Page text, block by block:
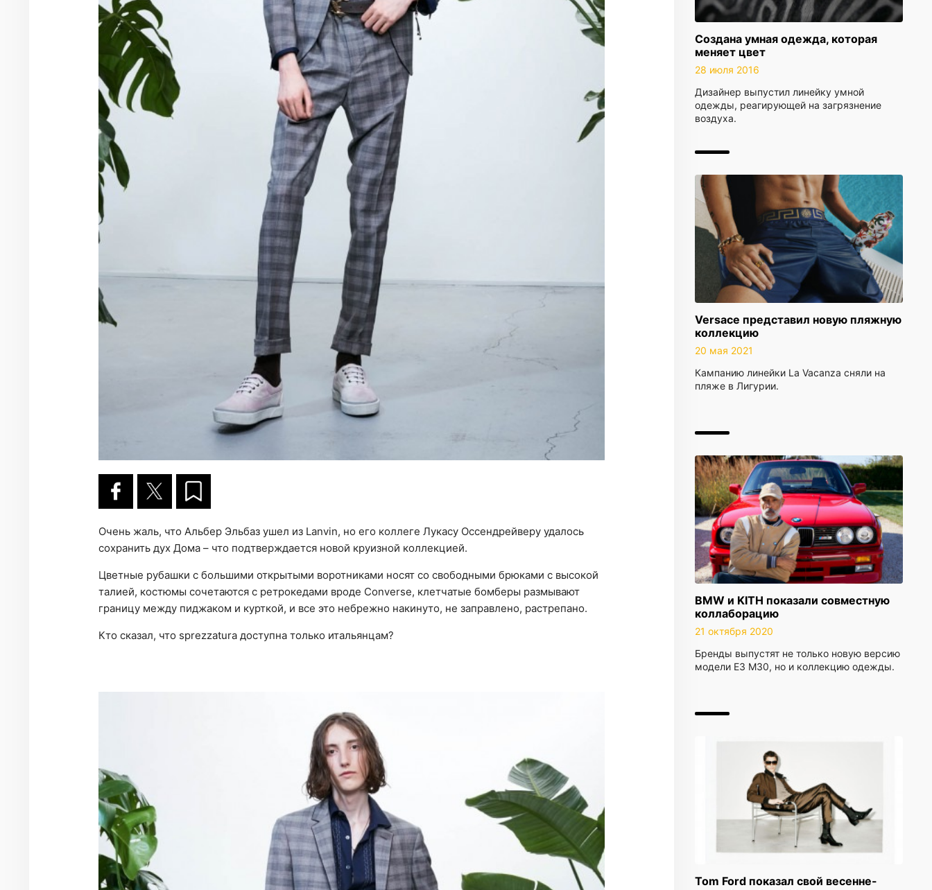
Создана умная одежда, которая
меняет цвет
28 июля 2016
Дизайнер выпустил линейку умной
одежды, реагирующей на загрязнение
воздуха.
Versace представил новую пляжную
коллекцию
20 мая 2021
Кампанию линейки La Vacanza сняли на
пляже в Лигурии.
BMW и KITH показали совместную
коллаборацию
21 октября 2020
Бренды выпустят не только новую версию
модели E3 M30, но и коллекцию одежды.
Tom Ford показал свой весенне-
Очень жаль, что Альбер Эльбаз ушел из Lanvin, но его коллеге Лукасу Оссендрейверу удалось
сохранить дух Дома – что подтверждается новой круизной коллекцией.
Цветные рубашки с большими открытыми воротниками носят со свободными брюками с высокой
талией, костюмы сочетаются с ретрокедами вроде Converse, клетчатые бомберы размывают
границу между пиджаком и курткой, и все это небрежно накинуто, не заправлено, растрепано.
Кто сказал, что sprezzatura доступна только итальянцам?